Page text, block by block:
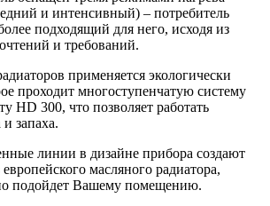
и интенсивный) – потребитель
подходящий для него, исходя из
и требований.
применяется экологически
проходит многоступенчатую систему
HD 300, что позволяет работать
запаха.
линии в дизайне прибора создают
масляного радиатора,
подойдет Вашему помещению.